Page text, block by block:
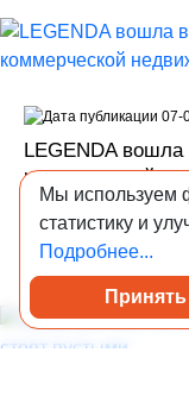
LEGENDA
коммерческой
За шесть месяцев
коммерческих
07-
Мы используем
статистику и
Подробнее...
Принять